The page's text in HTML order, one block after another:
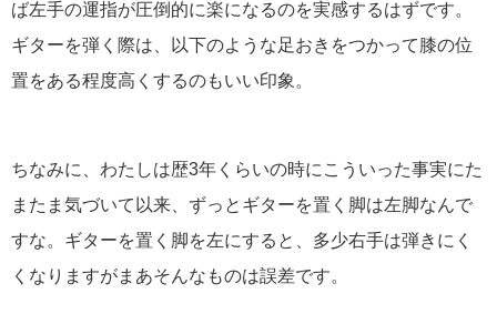
ば左手の運指が圧倒的に楽になるのを実感するはずです。
ギターを弾く際は、以下のような足おきをつかって膝の位
置をある程度高くするのもいい印象。
ちなみに、わたしは歴3年くらいの時にこういった事実にた
またま気づいて以来、ずっとギターを置く脚は左脚なんで
すな。ギターを置く脚を左にすると、多少右手は弾きにく
くなりますがまあそんなものは誤差です。